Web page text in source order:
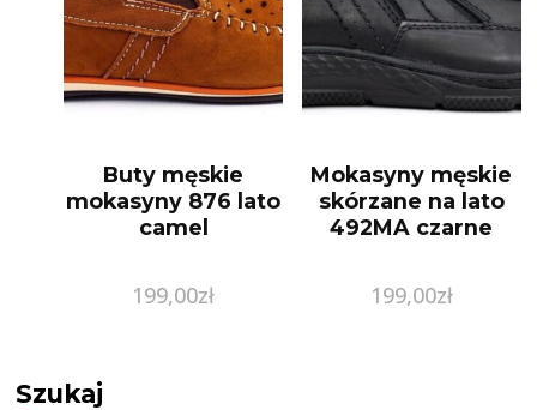
Buty męskie
mokasyny 876 lato
camel
199,00zł
Mokasyny męskie
skórzane na lato
492MA czarne
199,00zł
Szukaj